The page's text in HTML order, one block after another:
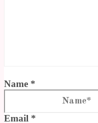
Name *
Email *